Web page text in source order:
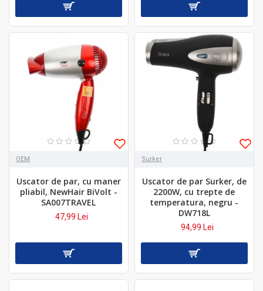
OEM
Uscator de par, cu maner
pliabil, NewHair BiVolt -
SA007TRAVEL
47,99 Lei
Surker
Uscator de par Surker, de
2200W, cu trepte de
temperatura, negru -
DW718L
94,99 Lei